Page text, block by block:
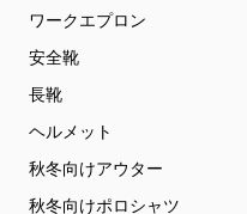
ワークエプロン
安全靴
長靴
ヘルメット
秋冬向けアウター
秋冬向けポロシャツ